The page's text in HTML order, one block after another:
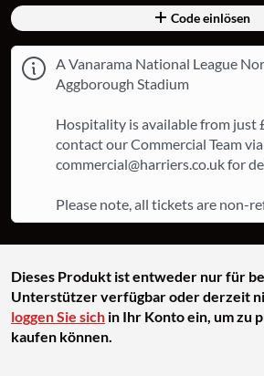
Code einlösen
A Vanarama National League
Aggborough Stadium
Hospitality is available from just
contact our Commercial Team
commercial@harriers.co.uk for
Please note, all tickets are non-
Dieses Produkt ist entweder nur für
Unterstützer verfügbar oder derzeit
loggen Sie sich in Ihr Konto ein, um zu
kaufen können.